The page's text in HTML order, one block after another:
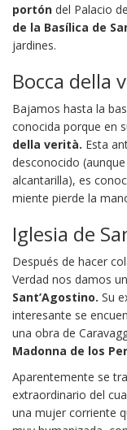
portón del Palacio
de la Basílica de
jardines.
Bocca della
Bajamos hasta la
conocida porque en
della verità. Esta
desconocido
alcantarilla), es
miente pierde la
Iglesia de
Después de hacer
Verdad nos damos
Sant’Agostino. Su
interesante se
una obra de
Madonna de los
Aparentemente se
extraordinario del
una mujer corriente